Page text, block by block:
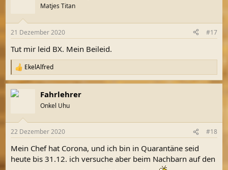
e
:
Matjes Titan
21 Dezember 2020 #17
Tut mir leid BX. Mein Beileid.
R
e
a
k
e
:
EkelAlfred
Fahrlehrer
Onkel Uhu
22 Dezember 2020 #18
Mein Chef hat Corona, und ich bin in Quarantäne seid
heute bis 31.12. ich versuche aber beim Nachbarn auf den